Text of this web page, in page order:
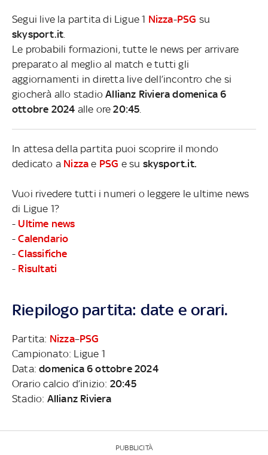
Segui live la partita di Ligue 1 Nizza-PSG su
skysport.it
Le probabili formazioni, tutte le news per arrivare
preparato al meglio al match e tutti gli
aggiornamenti in diretta live dell’incontro che si
giocherà allo stadioAllianz Riviera domenica 6
ottobre 2024 alle ore20:45
In attesa della partita puoi scoprire il mondo
dedicato a Nizza e PSG e su skysport.it.
Vuoi rivedere tutti i numeri o leggere le ultime news
di Ligue 1?
- Ultime news
-Calendario
-Classifiche
- Risultati
Riepilogo partita: date e orari.
Partita: Nizza–PSG
Campionato: Ligue 1
Data:domenica 6 ottobre 2024
Orario calcio d’inizio: 20:45
Stadio: Allianz Riviera
PUBBLICITÀ